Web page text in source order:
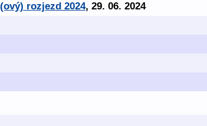
rozjezd 2024, 29. 06. 2024